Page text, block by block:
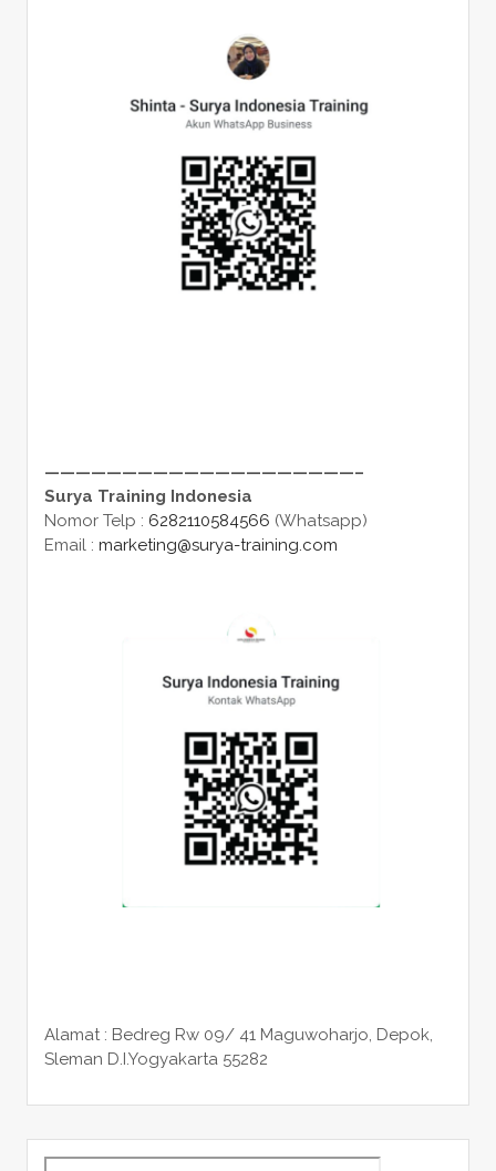
————————————————————–
Surya Training Indonesia
Nomor Telp : 6282110584566 (Whatsapp)
Email : marketing@surya-training.com
Alamat : Bedreg Rw 09/ 41 Maguwoharjo, Depok,
Sleman D.I.Yogyakarta 55282